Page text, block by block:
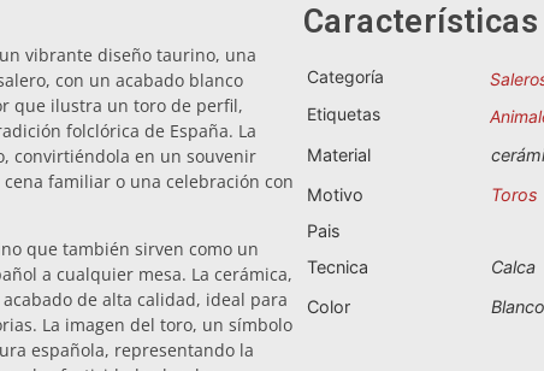
vibrante diseño taurino, una
con un acabado blanco
que ilustra un toro de perfil,
folclórica de España. La
convirtiéndola en un souvenir
familiar o una celebración con
que también sirven como un
a cualquier mesa. La cerámica,
de alta calidad, ideal para
La imagen del toro, un símbolo
española, representando la
Características
Categoría
Etiquetas
Material
Motivo
Toros
Pais
Tecnica
Calca
Color
Blanco